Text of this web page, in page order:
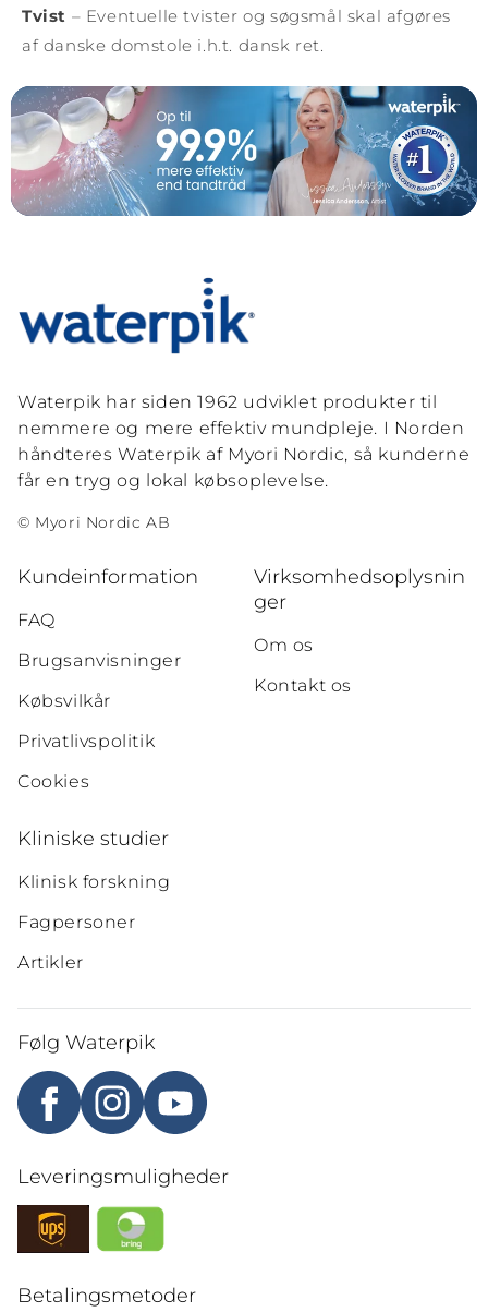
Tvist – Eventuelle tvister og søgsmål skal afgøres
af danske domstole i.h.t. dansk ret.
Waterpik har siden 1962 udviklet produkter til
nemmere og mere effektiv mundpleje. I Norden
håndteres Waterpik af Myori Nordic, så kunderne
får en tryg og lokal købsoplevelse.
© Myori Nordic AB
Kundeinformation
FAQ
Brugsanvisninger
Købsvilkår
Privatlivspolitik
Cookies
Virksomhedsoplysnin
ger
Om os
Kontakt os
Kliniske studier
Klinisk forskning
Fagpersoner
Artikler
Følg Waterpik
Leveringsmuligheder
Betalingsmetoder